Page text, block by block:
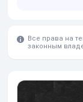
Все права на
законным